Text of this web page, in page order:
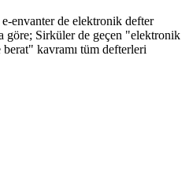
e-envanter de elektronik defter
göre; Sirküler de geçen "elektronik
berat" kavramı tüm defterleri